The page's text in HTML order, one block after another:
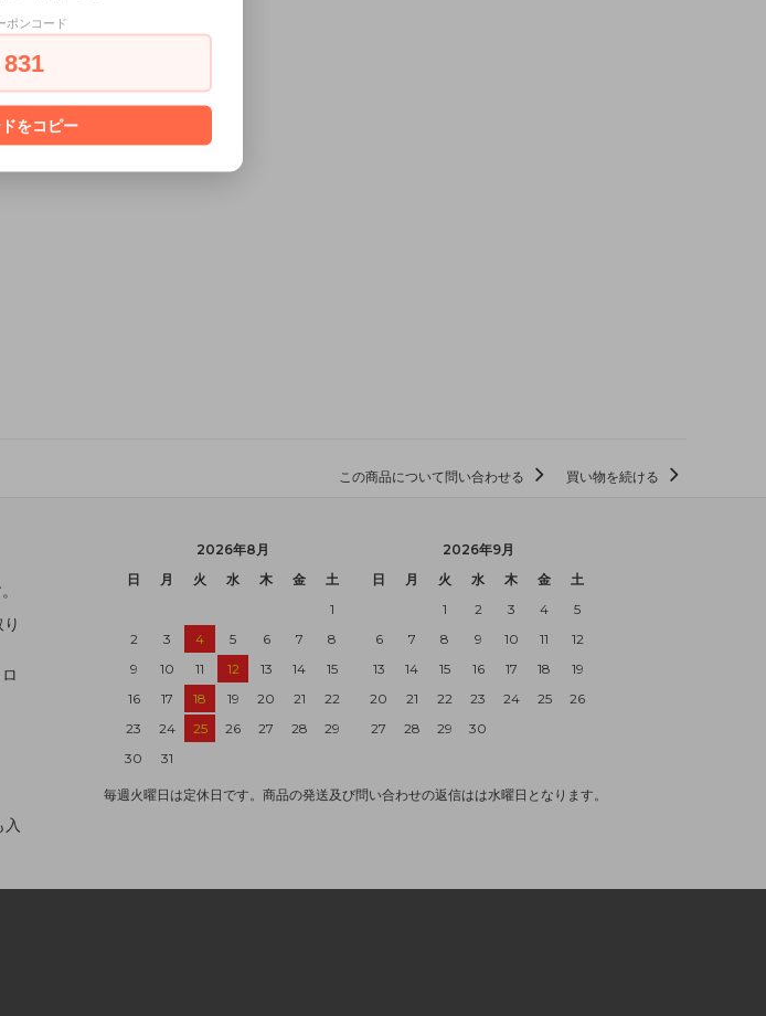
この商品について問い合わせる 買い物を続ける
2026年8月
日
月 火 水 木 金
土
1
2
3 4 5 6 7
8
9
10 11 12 13 14
15
16
17 18 19 20 21
22
23
24 25 26 27 28
29
30
31
2026年9月
日
月 火 水 木 金
土
1
2 3 4
5
6
7 8 9 10 11
12
13
14 15 16 17 18
19
20
21 22 23 24 25
26
27
28 29 30
毎週火曜日は定休日です。商品の発送及び問い合わせの返信はは水曜日となります。
ポンコード
831
をコピー